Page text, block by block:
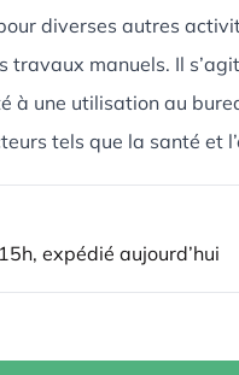
diverses autres
travaux manuels. Il
à une utilisation au
tels que la santé et
expédié aujourd’hui